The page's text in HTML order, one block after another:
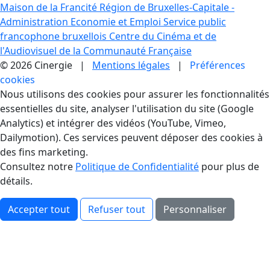
Maison de la Francité Région de Bruxelles-Capitale -
Administration Economie et Emploi Service public
francophone bruxellois Centre du Cinéma et de
l'Audiovisuel de la Communauté Française
© 2026 Cinergie | Mentions légales | Préférences
cookies
Gestion des Cookies
Nous utilisons des cookies pour assurer les fonctionnalités
essentielles du site, analyser l'utilisation du site (Google
Analytics) et intégrer des vidéos (YouTube, Vimeo,
Dailymotion). Ces services peuvent déposer des cookies à
des fins marketing.
Consultez notre Politique de Confidentialité pour plus de
détails.
Accepter tout Refuser tout Personnaliser